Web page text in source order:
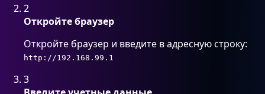
2
Откройте браузер
Откройте браузер и введите в адресную строку:
http://192.168.99.1
3